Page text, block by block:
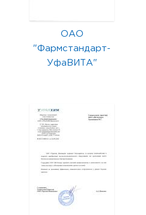
ОАО
"Фармстандарт-
УфаВИТА"